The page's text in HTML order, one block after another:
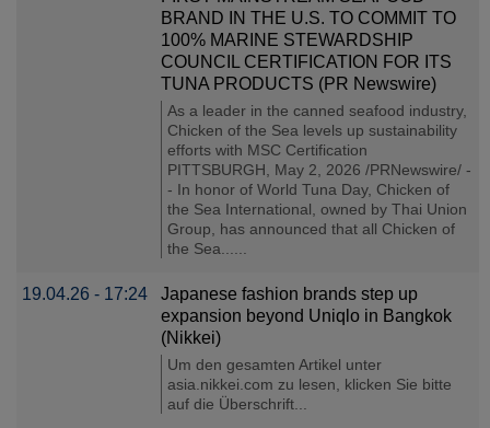
BRAND IN THE U.S. TO COMMIT TO
100% MARINE STEWARDSHIP
COUNCIL CERTIFICATION FOR ITS
TUNA PRODUCTS (PR Newswire)
As a leader in the canned seafood industry,
Chicken of the Sea levels up sustainability
efforts with MSC Certification
PITTSBURGH, May 2, 2026 /PRNewswire/ -
- In honor of World Tuna Day, Chicken of
the Sea International, owned by Thai Union
Group, has announced that all Chicken of
the Sea......
19.04.26 - 17:24
Japanese fashion brands step up
expansion beyond Uniqlo in Bangkok
(Nikkei)
Um den gesamten Artikel unter
asia.nikkei.com zu lesen, klicken Sie bitte
auf die Überschrift...